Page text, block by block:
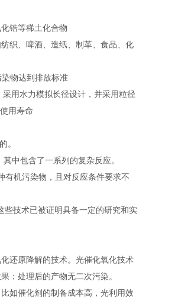
锆等稀土化合物
织、啤酒、造纸、制革、食品、化
物达到排放标准
用水力模拟长径设计，并采用粒径
用寿命
。
中包含了一系列的复杂反应。
有机污染物，且对反应条件要求不
技术已被证明具备一定的研究和实
还原降解的技术。光催化氧化技术
；处理后的产物无二次污染。
如催化剂的制备成本高，光利用效